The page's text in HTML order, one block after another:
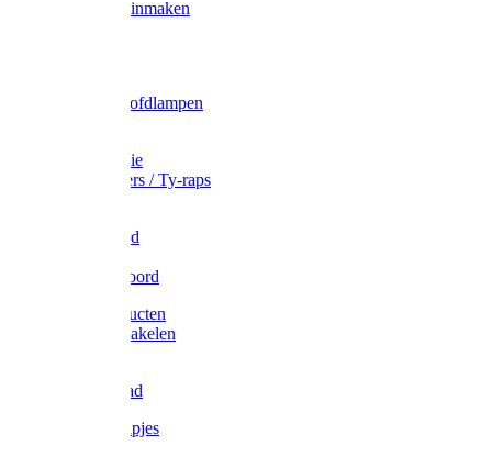
Wecken & inmaken
Zak- & Hoofdlampen
Tape en folie
Kabelbinders / Ty-raps
Metselkoord
Elastisch koord
Afdekproducten
Heffen en takelen
Waslijndraad
Simplexknipjes